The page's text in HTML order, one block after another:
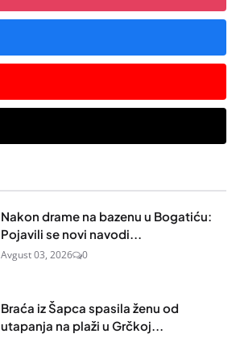
Nakon drame na bazenu u Bogatiću:
Pojavili se novi navodi...
Avgust 03, 2026 0
Braća iz Šapca spasila ženu od
utapanja na plaži u Grčkoj...